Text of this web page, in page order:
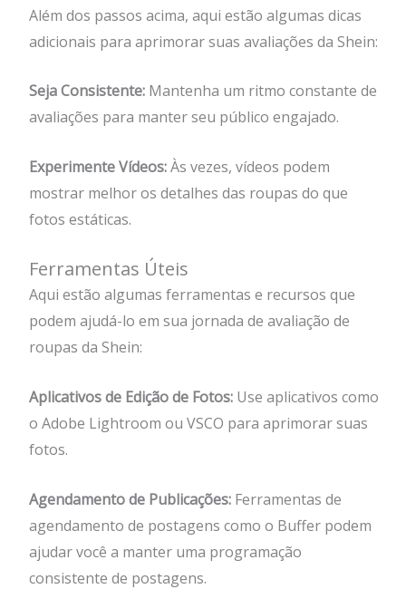
Além dos passos acima, aqui estão algumas dicas
adicionais para aprimorar suas avaliações da Shein:
Seja Consistente:Mantenha um ritmo constante de
avaliações para manter seu público engajado.
Experimente Vídeos:Às vezes, vídeos podem
mostrar melhor os detalhes das roupas do que
fotos estáticas.
Ferramentas Úteis
Aqui estão algumas ferramentas e recursos que
podem ajudá-lo em sua jornada de avaliação de
roupas da Shein:
Aplicativos de Edição de Fotos:Use aplicativos como
o Adobe Lightroom ou VSCO para aprimorar suas
fotos.
Agendamento de Publicações:Ferramentas de
agendamento de postagens como o Buffer podem
ajudar você a manter uma programação
consistente de postagens.